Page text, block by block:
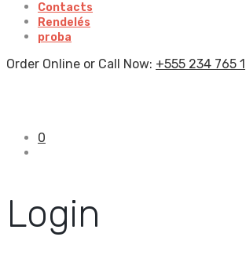
Contacts
Rendelés
proba
Order Online or Call Now: +555 234 765 1
0
Login